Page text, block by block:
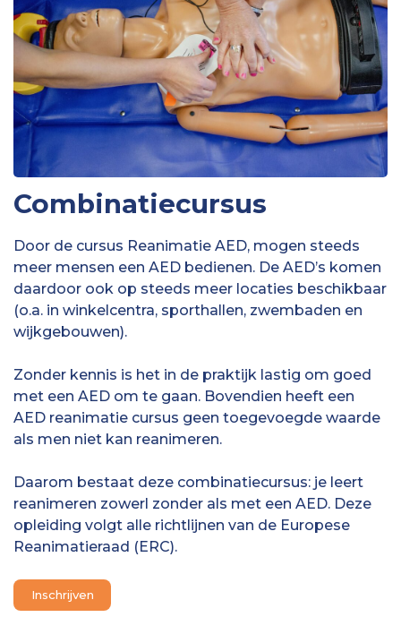
Combinatiecursus
Door de cursus Reanimatie AED, mogen steeds
meer mensen een AED bedienen. De AED’s komen
daardoor ook op steeds meer locaties beschikbaar
(o.a. in winkelcentra, sporthallen, zwembaden en
wijkgebouwen).
Zonder kennis is het in de praktijk lastig om goed
met een AED om te gaan. Bovendien heeft een
AED reanimatie cursus geen toegevoegde waarde
als men niet kan reanimeren.
Daarom bestaat deze combinatiecursus: je leert
reanimeren zowerl zonder als met een AED. Deze
opleiding volgt alle richtlijnen van de Europese
Reanimatieraad (ERC).
Inschrijven